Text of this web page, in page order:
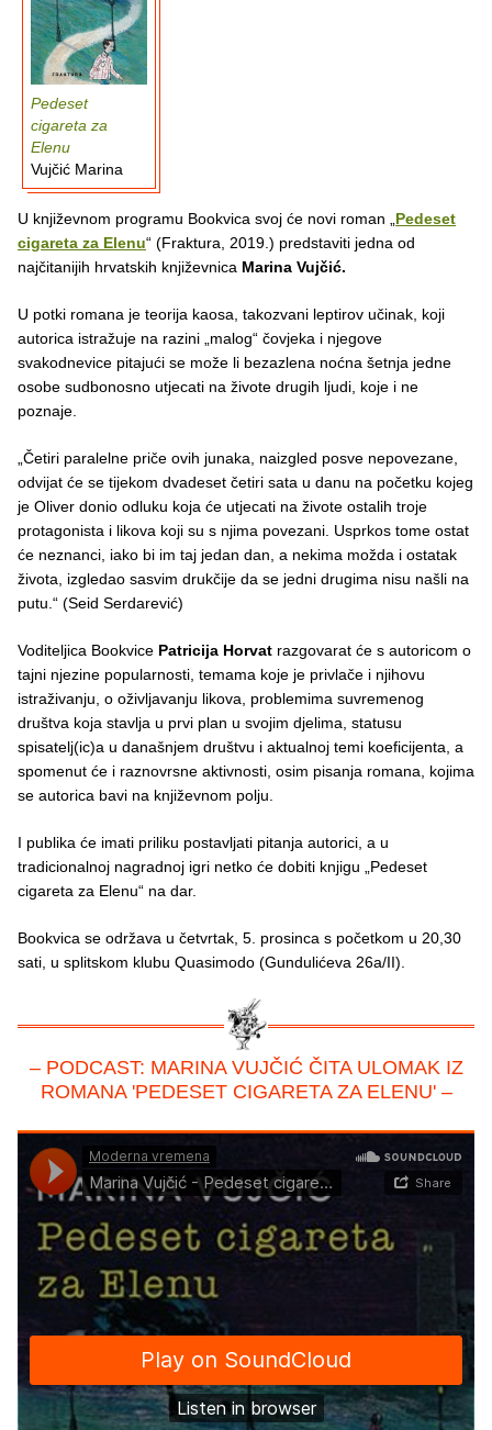
Pedeset
cigareta za
Elenu
Vujčić Marina
U književnom programu Bookvica svoj će novi roman „ Pedeset
cigareta za Elenu“ (Fraktura, 2019.) predstaviti jedna od
najčitanijih hrvatskih književnica Marina Vujčić.
U potki romana je teorija kaosa, takozvani leptirov učinak, koji
autorica istražuje na razini „malog“ čovjeka i njegove
svakodnevice pitajući se može li bezazlena noćna šetnja jedne
osobe sudbonosno utjecati na živote drugih ljudi, koje i ne
poznaje.
„Četiri paralelne priče ovih junaka, naizgled posve nepovezane,
odvijat će se tijekom dvadeset četiri sata u danu na početku kojeg
je Oliver donio odluku koja će utjecati na živote ostalih troje
protagonista i likova koji su s njima povezani. Usprkos tome ostat
će neznanci, iako bi im taj jedan dan, a nekima možda i ostatak
života, izgledao sasvim drukčije da se jedni drugima nisu našli na
putu.“ (Seid Serdarević)
Voditeljica Bookvice Patricija Horvat razgovarat će s autoricom o
tajni njezine popularnosti, temama koje je privlače i njihovu
istraživanju, o oživljavanju likova, problemima suvremenog
društva koja stavlja u prvi plan u svojim djelima, statusu
spisatelj(ic)a u današnjem društvu i aktualnoj temi koeficijenta, a
spomenut će i raznovrsne aktivnosti, osim pisanja romana, kojima
se autorica bavi na književnom polju.
I publika će imati priliku postavljati pitanja autorici, a u
tradicionalnoj nagradnoj igri netko će dobiti knjigu „Pedeset
cigareta za Elenu“ na dar.
Bookvica se održava u četvrtak, 5. prosinca s početkom u 20,30
sati, u splitskom klubu Quasimodo (Gundulićeva 26a/II).
– PODCAST: MARINA VUJČIĆ ČITA ULOMAK IZ
ROMANA 'PEDESET CIGARETA ZA ELENU' –